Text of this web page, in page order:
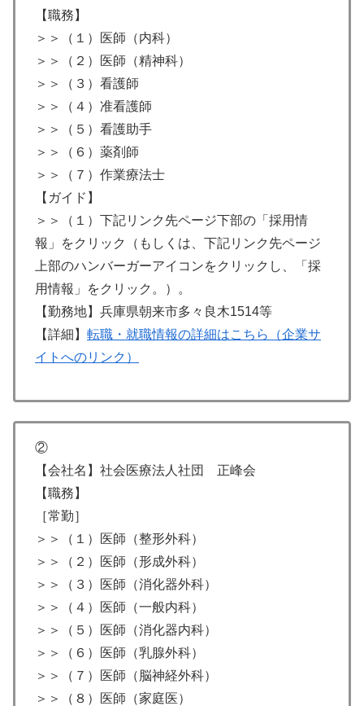
【職務】
＞＞（１）医師（内科）
＞＞（２）医師（精神科）
＞＞（３）看護師
＞＞（４）准看護師
＞＞（５）看護助手
＞＞（６）薬剤師
＞＞（７）作業療法士
【ガイド】
＞＞（１）下記リンク先ページ下部の「採用情
報」をクリック（もしくは、下記リンク先ページ
上部のハンバーガーアイコンをクリックし、「採
用情報」をクリック。）。
【勤務地】兵庫県朝来市多々良木1514等
【詳細】 転職・就職情報の詳細はこちら（企業サ
イトへのリンク）
②
【会社名】社会医療法人社団 正峰会
【職務】
［常勤］
＞＞（１）医師（整形外科）
＞＞（２）医師（形成外科）
＞＞（３）医師（消化器外科）
＞＞（４）医師（一般内科）
＞＞（５）医師（消化器内科）
＞＞（６）医師（乳腺外科）
＞＞（７）医師（脳神経外科）
＞＞（８）医師（家庭医）